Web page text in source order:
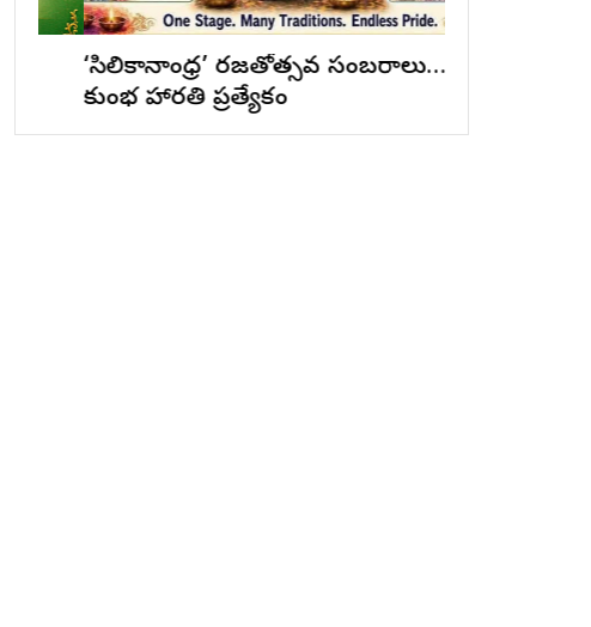
‘సిలికానాంధ్ర’ రజతోత్సవ సంబరాలు…
కుంభ హారతి ప్రత్యేకం